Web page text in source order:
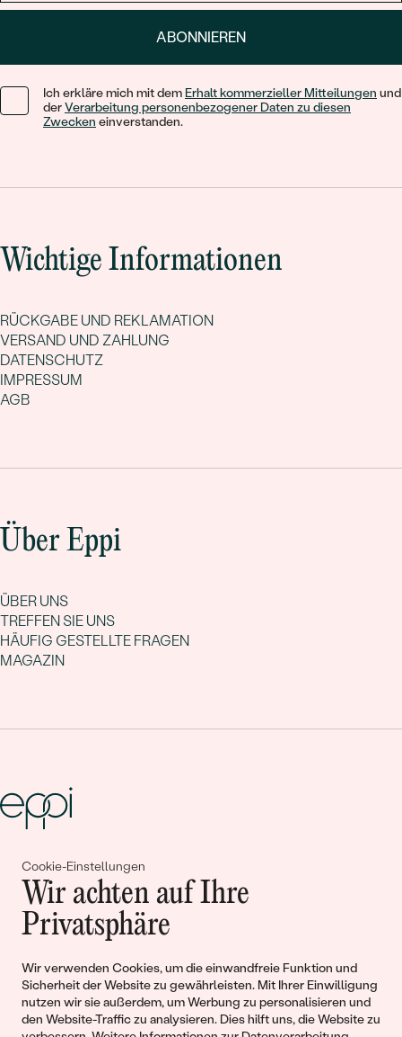
Cookie-Einstellungen
Wir achten auf Ihre
Privatsphäre
Wir verwenden Cookies, um die einwandfreie Funktion und
Sicherheit der Website zu gewährleisten. Mit Ihrer Einwilligung
nutzen wir sie außerdem, um Werbung zu personalisieren und
den Website-Traffic zu analysieren. Dies hilft uns, die Website zu
ABONNIEREN
Ich erkläre mich mit dem Erhalt kommerzieller Mitteilungen und
derVerarbeitung personenbezogener Daten zu diesen
Zwecken einverstanden.
Wichtige Informationen
RÜCKGABE UND REKLAMATION
VERSAND UND ZAHLUNG
DATENSCHUTZ
IMPRESSUM
AGB
Über Eppi
ÜBER UNS
TREFFEN SIE UNS
HÄUFIG GESTELLTE FRAGEN
MAGAZIN
Gemeinsam erschaffen wir
Geschichten von Schönheit und
Liebe
Begleiten Sie uns!